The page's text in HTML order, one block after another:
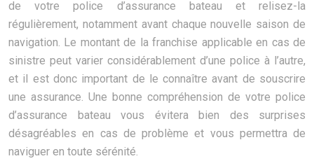
de votre police d’assurance bateau et relisez-la
régulièrement, notamment avant chaque nouvelle saison de
navigation. Le montant de la franchise applicable en cas de
sinistre peut varier considérablement d’une police à l’autre,
et il est donc important de le connaître avant de souscrire
une assurance. Une bonne compréhension de votre police
d’assurance bateau vous évitera bien des surprises
désagréables en cas de problème et vous permettra de
naviguer en toute sérénité.